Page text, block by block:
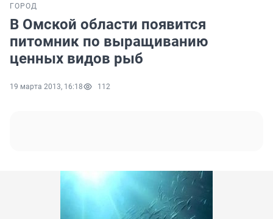
ГОРОД
В Омской области появится
питомник по выращиванию
ценных видов рыб
19 марта 2013, 16:18 112